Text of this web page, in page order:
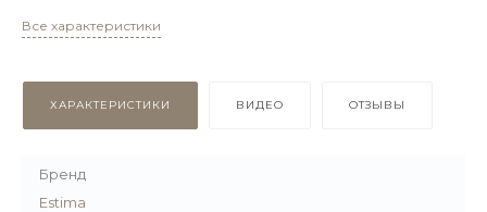
Все характеристики
ХАРАКТЕРИСТИКИ ВИДЕО ОТЗЫВЫ
Бренд
Estima